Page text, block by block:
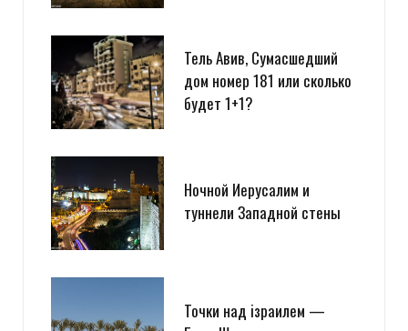
Тель Авив, Сумасшедший
дом номер 181 или сколько
будет 1+1?
Ночной Иерусалим и
туннели Западной стены
Точки над iзраилем —